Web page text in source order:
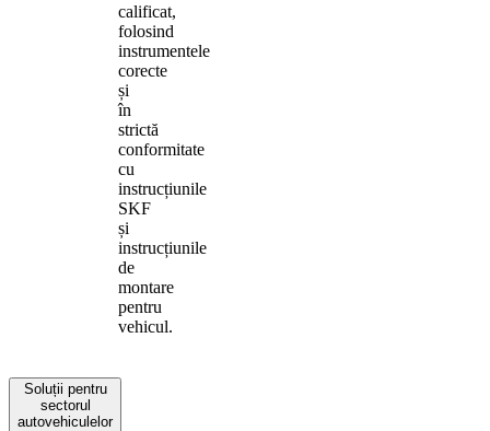
calificat,
folosind
instrumentele
corecte
și
în
strictă
conformitate
cu
instrucțiunile
SKF
și
instrucțiunile
de
montare
pentru
vehicul.
Soluții pentru
sectorul
autovehiculelor